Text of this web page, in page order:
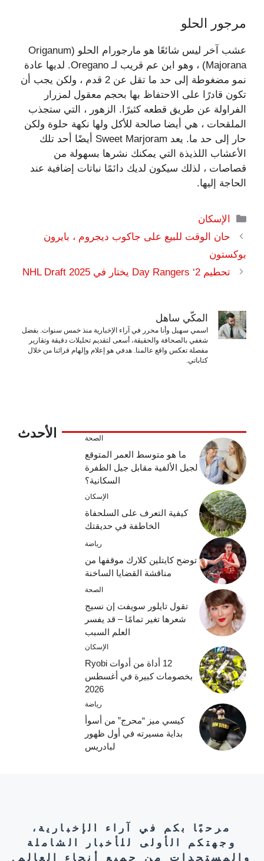
مرجور الحلو
عشب آخر ليس شائعًا هو مارجورام الحلو (Origanum
Majorana) ، وهو ابن عم قريب لـ Oregano. لديها عادة
نمو مضغوطة إلى حد ما تقل عن 2 قدم ، ولكن يجب أن
تكون قادرًا على الاحتفاظ بها بحجم معقول لمزرار
الفراولة عن طريق قطعه كثيرًا. الزهور ، التي ستجذب
الملقحات ، هي أيضا صالحة للأكل ولها نكهة حلوة ولكن
حار إلى حد ما. يعد Sweet Marjoram أيضًا أحد تلك
الأعشاب اللذيذة التي يمكنك نشرها بسهولة من
قصاصات ، لذلك سيكون لديك دائمًا نباتات إضافية عند
الحاجة إليها.
التصنيفات
الإسكان
حان الوقت للبيع على جاكوب ديجروم ، بايرون
بوكستون
تحطيم Day Rangers ‘2 يختار في 2025 NHL Draft
المكّي ساهل
اسمي سهيل وأنا محرر في آراء الإخبارية منذ خمس سنوات. بفضل
شغفي بالصحافة والحقيقة، أسعى لتقديم تحليلات دقيقة وتقارير
مفصلة تعكس واقع عالمنا. هدفي هو إعلام وإلهام قرائنا من خلال
كتاباتي.
الأحدث الصحة
ما هو متوسط ​​العمر المتوقع
لجيل الألفية مقابل جيل الطفرة
السكانية؟
الإسكان
كيفية التعرف على السلحفاة
الخاطفة في حديقتك
رياضة
توضح كايتلين كلارك موقفها من
مناقشة القضايا الساخنة
الصحة
تقول تايلور سويفت إن نسيج
شعرها تغير تمامًا – قد يفسر
العلم السبب
الإسكان
12 أداة من أدوات Ryobi
بخصومات كبيرة في أغسطس
2026
رياضة
كيسي ميز “محرج” من أسوأ
بداية مسيرته في أول ظهور
لبادريس
مرحبًا بكم في آراء الإخبارية،
وجهتكم الأولى للأخبار الشاملة
والمستجدات من جميع أنحاء العالم.